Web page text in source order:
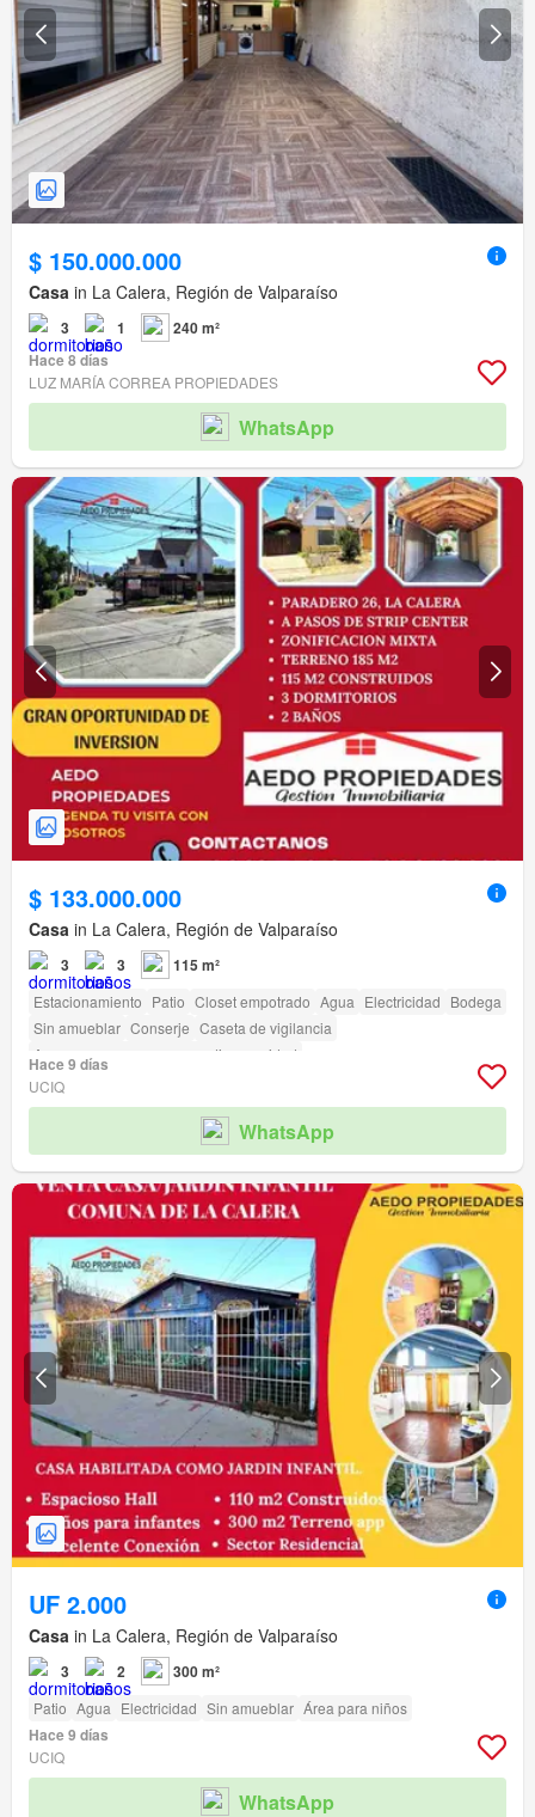
$ 150.000.000
Casa in La Calera, Región de Valparaíso
3 1
240 m²
Hace 8 días
LUZ MARÍA CORREA PROPIEDADES
WhatsApp
$ 133.000.000
Casa in La Calera, Región de Valparaíso
3 3 115 m²
Estacionamiento Patio Closet empotrado Agua Electricidad Bodega
Sin amueblar Conserje Caseta de vigilancia
Acceso para personas con discapacidad
Hace 9 días
UCIQ
WhatsApp
UF 2.000
Casa in La Calera, Región de Valparaíso
3 2 300 m²
Patio Agua Electricidad Sin amueblar Área para niños
Hace 9 días
UCIQ
WhatsApp